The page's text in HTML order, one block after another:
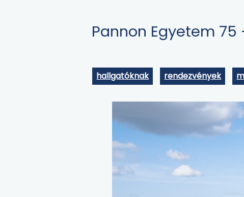
Pannon Egyetem
hallgatóknak rendezvények